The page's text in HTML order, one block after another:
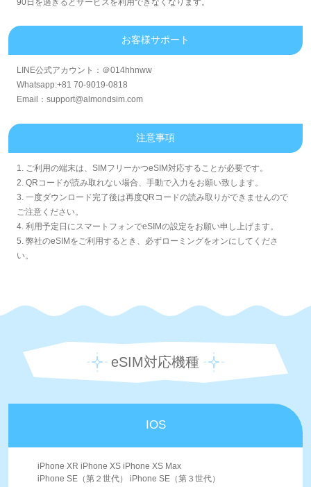
お客様サポート
LINE公式アカウント：＠014hhnww
Whatsapp:+81 70-9019-0818
Email：support@almondsim.com
注意事項
1. ご利用の端末は、SIMフリーかつeSIM対応することが必要です。
2. QRコードが読み取れない場合、手動で入力をお願い致します。
3. 一度ダウンロード完了後は再度QRコードの読み取りができませんので
ご注意ください。
4. 利用予定日にスマートフォンでeSIMの設定をお願い申し上げます。
5. 弊社のeSIMをご利用するとき、必ずローミングをオンにしてくださ
い。
eSIM対応機種
IOS
iPhone XR iPhone XS iPhone XS Max
iPhone SE（第２世代） iPhone SE（第３世代）